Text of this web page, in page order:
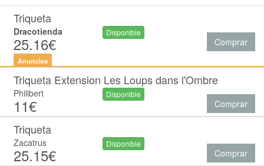
Triqueta
Dracotienda
25.16€
Disponible
Comprar
Anuncios
Triqueta Extension Les Loups dans l'Ombre
Philibert
11€
Disponible
Comprar
Triqueta
Zacatrus
25.15€
Disponible
Comprar